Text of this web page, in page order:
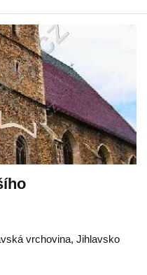
vrchovina, Jihlavsko